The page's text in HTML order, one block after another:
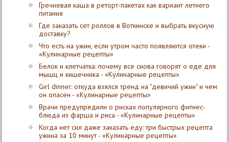
Гречневая каша в реторт-пакетах как вариант летнего
питания
Где заказать сет роллов в Воткинске и выбрать вкусную
доставку?
Что есть на ужин, если утром часто появляются отеки -
«Кулинарные рецепты»
Белок и клетчатка: почему все снова говорят о еде для
мышц и кишечника - «Кулинарные рецепты»
Girl dinner: откуда взялся тренд на "девичий ужин" и чем
он опасен - «Кулинарные рецепты»
Врачи предупредили о рисках популярного фитнес-
блюда из фарша и риса - «Кулинарные рецепты»
Когда нет сил даже заказать еду: три быстрых рецепта
ужина за 10 минут - «Кулинарные рецепты»